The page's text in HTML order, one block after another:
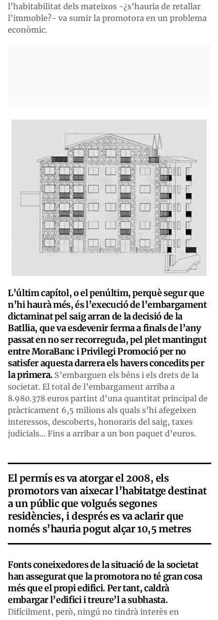
l’habitabilitat dels mateixos -¿s’hauria de retallar
l’immoble?- va sumir la promotora en un problema
econòmic.
L’últim capítol, o el penúltim, perquè segur que
n’hi haurà més, és l’execució de l’embargament
dictaminat pel saig arran de la decisió de la
Batllia, que va esdevenir ferma a finals de l’any
passat en no ser recorreguda, pel plet mantingut
entre MoraBanc i Privilegi Promoció per no
satisfer aquesta darrera els havers concedits per
la primera. S’embarguen els béns i els drets de la
societat. El total de l’embargament arriba a
8.980.378 euros partint d’una quantitat principal de
pràcticament 6,5 milions als quals s’hi afegeixen
interessos, descoberts, honoraris del saig, taxes
judicials… Fins a arribar a un bon paquet d’euros.
El permís es va atorgar el 2008, els
promotors van aixecar l’habitatge destinat
a un públic que volgués segones
residències, i després es va aclarir que
només s’hauria pogut alçar 10,5 metres
Fonts coneixedores de la situació de la societat
han assegurat que la promotora no té gran cosa
més que el propi edifici. Per tant, caldrà
embargar l’edifici i treure’l a subhasta.
Difícilment, però, ningú no tindrà interès en